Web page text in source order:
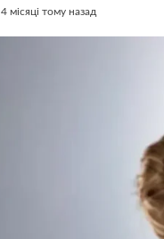
4 місяці тому назад